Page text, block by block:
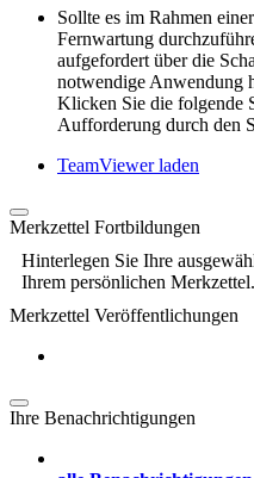
Sollte es im Rahmen
Fernwartung
aufgefordert über die
notwendige Anwendung
Klicken Sie die folgende
Aufforderung durch den
TeamViewer laden
Merkzettel Fortbildungen
Hinterlegen Sie Ihre
Ihrem persönlichen Merkzettel.
Merkzettel Veröffentlichungen
Ihre Benachrichtigungen